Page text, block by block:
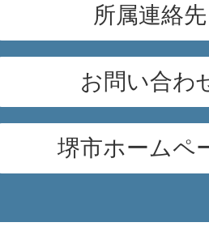
所属連絡先
お問い合わ
堺市ホームペ